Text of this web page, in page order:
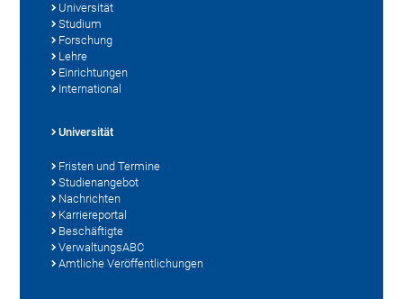
Universität
Studium
Forschung
Lehre
Einrichtungen
International
Universität
Fristen und Termine
Studienangebot
Nachrichten
Karriereportal
Beschäftigte
VerwaltungsABC
Amtliche Veröffentlichungen